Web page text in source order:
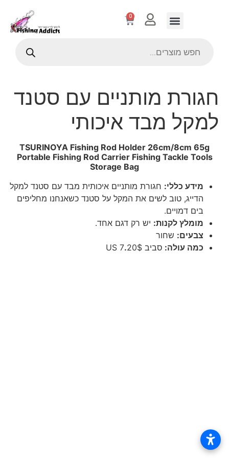
0
חגורת מותניים עם סטנד
למקל מבד איכותי
TSURINOYA Fishing Rod Holder 26cm/8cm 65g
Portable Fishing Rod Carrier Fishing Tackle Tools
Storage Bag
מידע כללי: חגורת מותניים איכותית מבד עם סטנד למקל
הדייג, טוב לשים את המקל על סטנד כשאנחנו מחליפים
בים דמויים.
מומלץ לקנות: יש רק דגם אחד.
צבעים: שחור
כמה עולה: סביב 7 .20$ US